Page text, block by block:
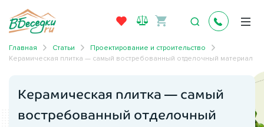
Главная Статьи
Проектирование и строительство
Керамическая плитка — самый востребованный отделочный материал
Керамическая плитка — самый
востребованный отделочный